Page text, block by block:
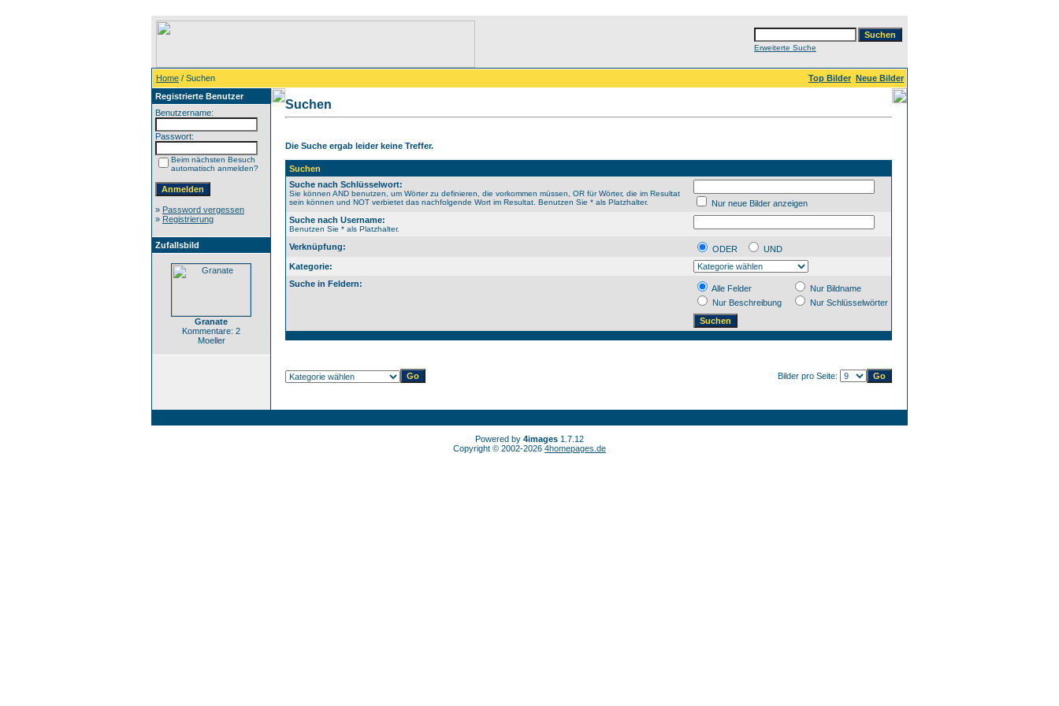
Erweiterte Suche
Home / Suchen Top Bilder Neue Bilder
Registrierte Benutzer
Benutzername:
Passwort:
Beim nächsten Besuch
automatisch anmelden?
» Password vergessen
» Registrierung
Zufallsbild
Granate
Kommentare: 2
Moeller
Suchen
Die Suche ergab leider keine Treffer.
Suchen
Suche nach Schlüsselwort:
Sie können AND benutzen, um Wörter zu definieren, die vorkommen müssen, OR für Wörter, die im Resultat
sein können und NOT verbietet das nachfolgende Wort im Resultat. Benutzen Sie * als Platzhalter.
Nur neue Bilder anzeigen
Suche nach Username:
Benutzen Sie * als Platzhalter.
Verknüpfung: ODER
UND
Kategorie:
Suche in Feldern:
Alle Felder
Nur Bildname
Nur Beschreibung
Nur Schlüsselwörter
Bilder pro Seite:
Powered by 4images 1.7.12
Copyright © 2002-2026 4homepages.de